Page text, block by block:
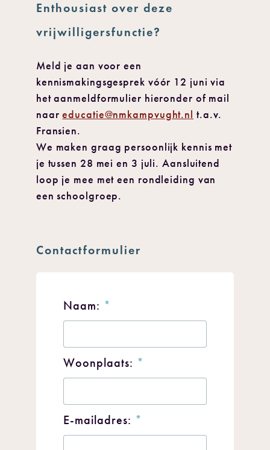
Enthousiast over deze
vrijwilligersfunctie?
Meld je aan voor een
kennismakingsgesprek vóór 12 juni via
het aanmeldformulier hieronder of mail
naareducatie@nmkampvught.nl t.a.v.
Fransien.
We maken graag persoonlijk kennis met
je tussen 28 mei en 3 juli. Aansluitend
loop je mee met een rondleiding van
een schoolgroep.
Contactformulier
Naam: *
Woonplaats: *
E-mailadres: *